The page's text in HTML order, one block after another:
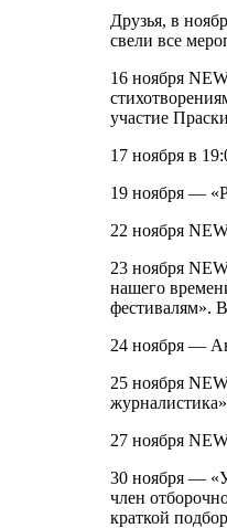
Друзья, в
свели все
16 ноября
участие
17 ноября в
19 ноября —
22 ноября
23 ноября
нашего
фестивалям».
24 ноября —
25 ноября
журналистика»
27 ноября
30 ноября —
член
краткой